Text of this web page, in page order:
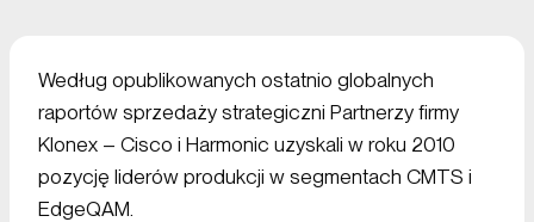
Według opublikowanych ostatnio globalnych
raportów sprzedaży strategiczni Partnerzy firmy
Klonex – Cisco i Harmonic uzyskali w roku 2010
pozycję liderów produkcji w segmentach CMTS i
EdgeQAM.